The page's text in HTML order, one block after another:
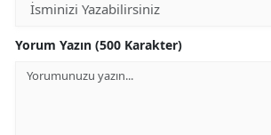
Yorum Yazın (500 Karakter)